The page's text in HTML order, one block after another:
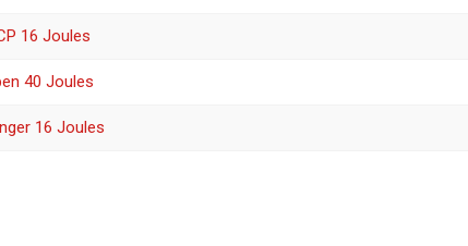
16 Joules
40 Joules
16 Joules